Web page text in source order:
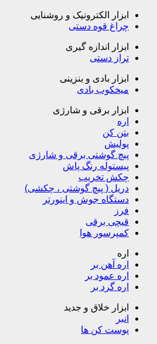
ابزار الکترونیک و روشنایی
چراغ قوه دستی
ابزار اندازه گیری
تراز دستی
ابزار بادی و بنزینی
میخکوب بادی
ابزار برقی و شارژی
اره
بتن کن
پولیش
پیچ گوشتی برقی و شارژی
پیستوله رنگ پاش
چکش تخریب
دریل ( پیچ گوشتی ، چکشی)
دستگاه جوش و اینورتر
فرز
قیچی برقی
کمپرسور هوا
اره
اره آهن بر
اره عمود بر
اره گرد بر
ابزار خلاق و جدید
انبر
پوست کن ها